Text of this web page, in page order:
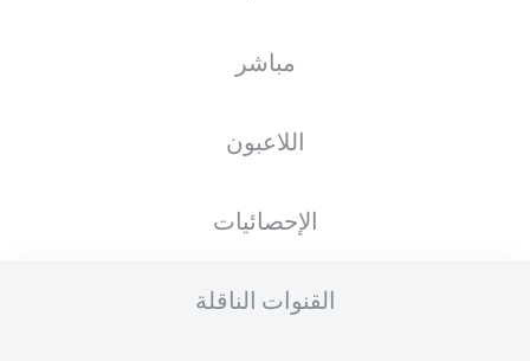
مباشر
اللاعبون
الإحصائيات
القنوات الناقلة
انطلاق المباراة.